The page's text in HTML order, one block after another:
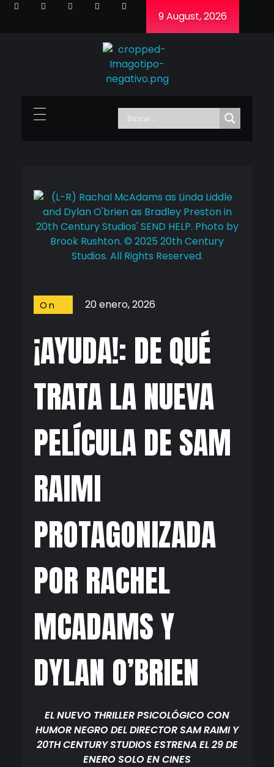
9 August, 2026
¡AYUDA!: DE QUÉ
TRATA LA NUEVA
PELÍCULA DE SAM
RAIMI
PROTAGONIZADA
POR RACHEL
MCADAMS Y
DYLAN O’BRIEN
20 enero, 2026
On
EL NUEVO THRILLER PSICOLÓGICO CON
HUMOR NEGRO DEL DIRECTOR SAM RAIMI Y
20TH CENTURY STUDIOS ESTRENA EL 29 DE
ENERO SOLO EN CINES